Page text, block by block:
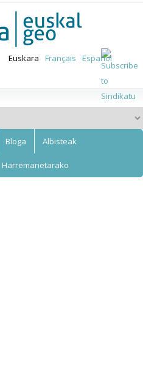
Euskara Français Español
Bloga Albisteak
Harremanetarako